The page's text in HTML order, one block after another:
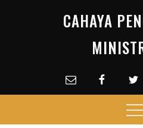
CAHAYA
Email facebook